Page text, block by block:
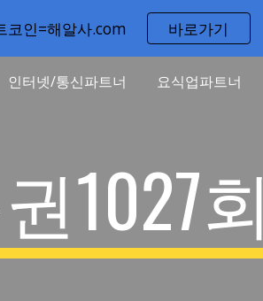
Skip to navigation
코인=해알사.com 바로가기
인터넷/통신파트너 요식업파트너
1027회